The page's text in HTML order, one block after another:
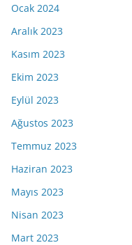
Ocak 2024
Aralık 2023
Kasım 2023
Ekim 2023
Eylül 2023
Ağustos 2023
Temmuz 2023
Haziran 2023
Mayıs 2023
Nisan 2023
Mart 2023